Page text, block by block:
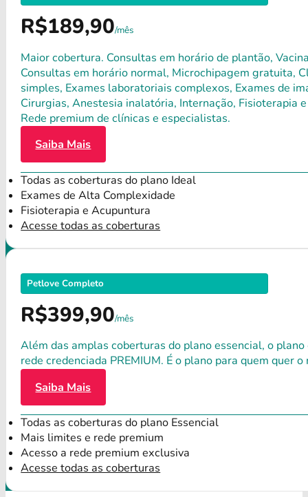
R$189,90/mês
Maior cobertura. Consultas em horário de plantão,
Consultas em horário normal, Microchipagem gratuita,
simples, Exames laboratoriais complexos, Exames de
Cirurgias, Anestesia inalatória, Internação, Fisioterapia
Rede premium de clínicas e especialistas.
Saiba Mais
Todas as coberturas do plano Ideal
Exames de Alta Complexidade
Fisioterapia e Acupuntura
Acesse todas as coberturas
Petlove Completo
R$399,90/mês
Além das amplas coberturas do plano essencial, o
rede credenciada PREMIUM. É o plano para quem quer
Saiba Mais
Todas as coberturas do plano Essencial
Mais limites e rede premium
Acesso a rede premium exclusiva
Acesse todas as coberturas